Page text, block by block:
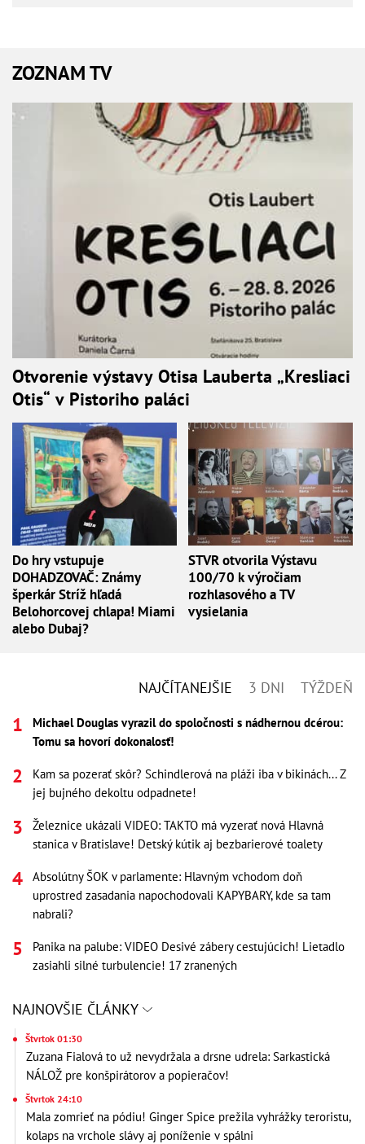
ZOZNAM TV
Otvorenie výstavy Otisa Lauberta „Kresliaci
Otis“ v Pistoriho paláci
Do hry vstupuje
DOHADZOVAČ: Známy
šperkár Stríž hľadá
Belohorcovej chlapa! Miami
alebo Dubaj?
STVR otvorila Výstavu
100/70 k výročiam
rozhlasového a TV
vysielania
NAJČÍTANEJŠIE 3 DNI TÝŽDEŇ
Michael Douglas vyrazil do spoločnosti s nádhernou dcérou:
Tomu sa hovorí dokonalosť!
Kam sa pozerať skôr? Schindlerová na pláži iba v bikinách... Z
jej bujného dekoltu odpadnete!
Železnice ukázali VIDEO: TAKTO má vyzerať nová Hlavná
stanica v Bratislave! Detský kútik aj bezbarierové toalety
Absolútny ŠOK v parlamente: Hlavným vchodom doň
uprostred zasadania napochodovali KAPYBARY, kde sa tam
nabrali?
Panika na palube: VIDEO Desivé zábery cestujúcich! Lietadlo
zasiahli silné turbulencie! 17 zranených
NAJNOVŠIE ČLÁNKY
Štvrtok 01:30
Zuzana Fialová to už nevydržala a drsne udrela: Sarkastická
NÁLOŽ pre konšpirátorov a popieračov!
Štvrtok 24:10
Mala zomrieť na pódiu! Ginger Spice prežila vyhrážky teroristu,
kolaps na vrchole slávy aj poníženie v spálni